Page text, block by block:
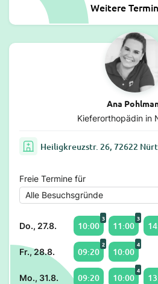
Weitere
Ana
Kieferorthopädin in
Heiligkreuzstr. 26, 72622
Freie Termine für
Do., 27.8. 10:00
3
11:00
3
Fr., 28.8. 09:20
2
10:00
4
Mo., 31.8. 09:20 10:00
4